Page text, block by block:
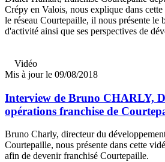
Crépy en Valois, nous explique dans
le réseau Courtepaille, il nous présente le
d'activité ainsi que ses perspectives de
Vidéo
Mis à jour le 09/08/2018
Interview de Bruno CHARLY,
opérations franchise de
Bruno Charly, directeur du
Courtepaille, nous présente dans cette
afin de devenir franchisé Courtepaille.